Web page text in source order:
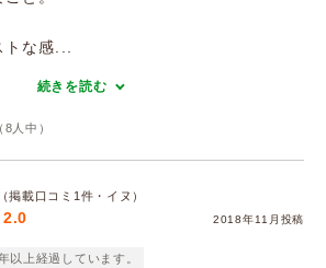
な感...
続きを読む
8 人中）
掲載口コミ1件・イヌ）
2018年11月投稿
2.0
以上経過しています。